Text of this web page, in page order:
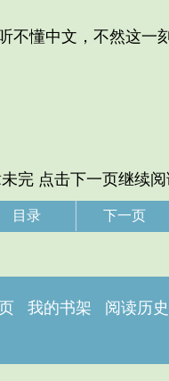
不懂中文，不然这一
完 点击下一页继续阅
目录 下一页
我的书架 阅读历史